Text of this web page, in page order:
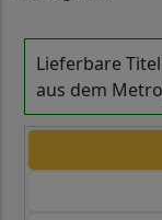
Lieferbare
aus dem